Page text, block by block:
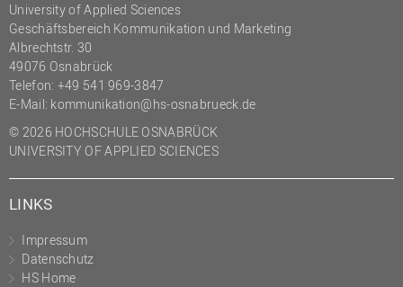
University of Applied Sciences
Geschäftsbereich Kommunikation und Marketing
Albrechtstr. 30
49076 Osnabrück
Telefon: +49 541 969-3847
E-Mail: kommunikation@hs-osnabrueck.de
© 2026 HOCHSCHULE OSNABRÜCK
UNIVERSITY OF APPLIED SCIENCES
LINKS
Impressum
Datenschutz
HS Home